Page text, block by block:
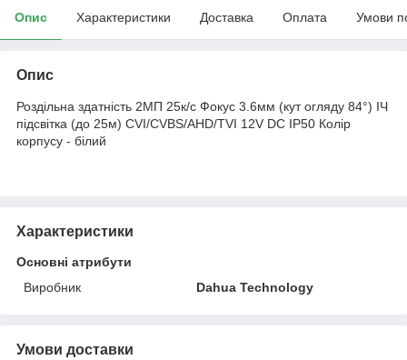
Опис Характеристики Доставка Оплата Умови
Опис
Роздільна здатність 2МП 25к/с Фокус 3.6мм (кут огляду 84°) ІЧ
підсвітка (до 25м) CVI/CVBS/AHD/TVI 12V DC IP50 Колір
корпусу - білий
Характеристики
Основні атрибути
Виробник
Dahua Technology
Умови доставки